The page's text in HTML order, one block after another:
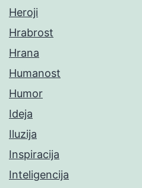
Heroji
Hrabrost
Hrana
Humanost
Humor
Ideja
Iluzija
Inspiracija
Inteligencija